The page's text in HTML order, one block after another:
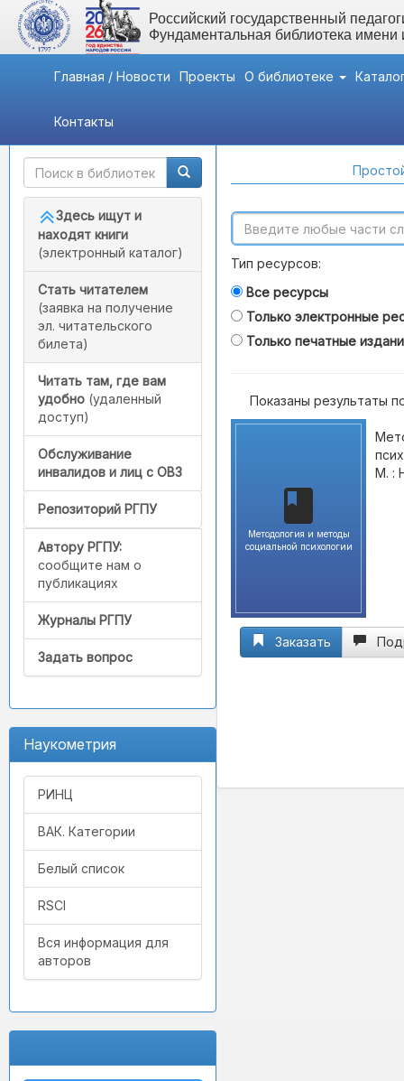
Российский государственный
Фундаментальная библиотека
Главная / Новости Проекты О библиотеке
Контакты
Быстрый доступ
Здесь ищут и
находят книги
(электронный каталог)
Стать читателем
(заявка на получение
эл. читательского
билета)
Читать там, где вам
удобно (удаленный
доступ)
Обслуживание
инвалидов и лиц с ОВЗ
Репозиторий РГПУ
Автору РГПУ:
сообщите нам о
публикациях
Журналы РГПУ
Задать вопрос
Наукометрия
РИНЦ
ВАК. Категории
Белый список
RSCI
Вся информация для
авторов
Тип ресурсов:
Все ресурсы
Только электронные
Только печатные
Показаны результаты
Методология и методы
социальной психологии
М. :
Заказать